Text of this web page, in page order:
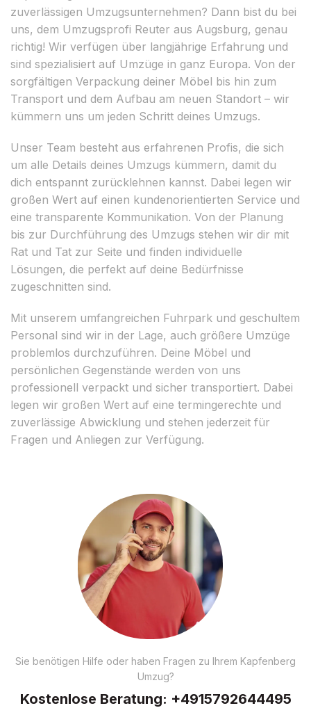
zuverlässigen Umzugsunternehmen? Dann bist du bei
uns, dem Umzugsprofi Reuter aus Augsburg, genau
richtig! Wir verfügen über langjährige Erfahrung und
sind spezialisiert auf Umzüge in ganz Europa. Von der
sorgfältigen Verpackung deiner Möbel bis hin zum
Transport und dem Aufbau am neuen Standort – wir
kümmern uns um jeden Schritt deines Umzugs.
Unser Team besteht aus erfahrenen Profis, die sich
um alle Details deines Umzugs kümmern, damit du
dich entspannt zurücklehnen kannst. Dabei legen wir
großen Wert auf einen kundenorientierten Service und
eine transparente Kommunikation. Von der Planung
bis zur Durchführung des Umzugs stehen wir dir mit
Rat und Tat zur Seite und finden individuelle
Lösungen, die perfekt auf deine Bedürfnisse
zugeschnitten sind.
Mit unserem umfangreichen Fuhrpark und geschultem
Personal sind wir in der Lage, auch größere Umzüge
problemlos durchzuführen. Deine Möbel und
persönlichen Gegenstände werden von uns
professionell verpackt und sicher transportiert. Dabei
legen wir großen Wert auf eine termingerechte und
zuverlässige Abwicklung und stehen jederzeit für
Fragen und Anliegen zur Verfügung.
Sie benötigen Hilfe oder haben Fragen zu Ihrem Kapfenberg
Umzug?
Kostenlose Beratung: +4915792644495